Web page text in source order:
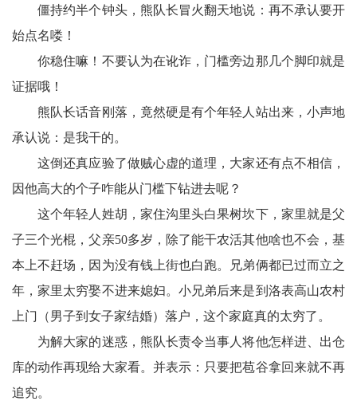
银
西
南
文
医
卫
报
民
生
僵持约半个钟头，熊队长冒火翻天地说：再不承认要开
始点名喽！
你稳住嘛！不要认为在讹诈，门槛旁边那几个脚印就是
证据哦！
熊队长话音刚落，竟然硬是有个年轻人站出来，小声地
承认说：是我干的。
这倒还真应验了做贼心虚的道理，大家还有点不相信，
因他高大的个子咋能从门槛下钻进去呢？
这个年轻人姓胡，家住沟里头白果树坎下，家里就是父
子三个光棍，父亲50多岁，除了能干农活其他啥也不会，基
本上不赶场，因为没有钱上街也白跑。兄弟俩都已过而立之
年，家里太穷娶不进来媳妇。小兄弟后来是到洛表高山农村
上门（男子到女子家结婚）落户，这个家庭真的太穷了。
为解大家的迷惑，熊队长责令当事人将他怎样进、出仓
库的动作再现给大家看。并表示：只要把苞谷拿回来就不再
追究。